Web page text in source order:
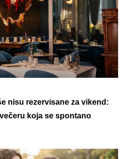
nisu rezervisane za vikend:
koja se spontano